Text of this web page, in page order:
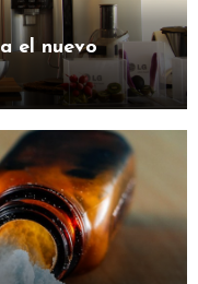
el nuevo